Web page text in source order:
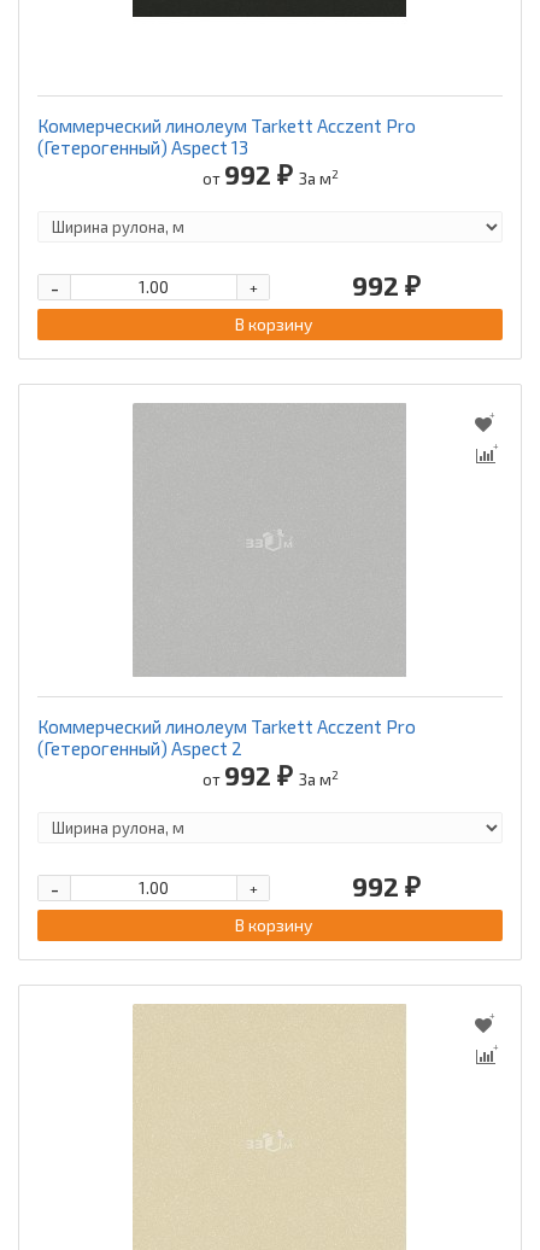
Коммерческий линолеум Tarkett Acczent Pro
(Гетерогенный) Aspect 13
от 992 ₽ За м2
992 ₽
+
-
В корзину
Коммерческий линолеум Tarkett Acczent Pro
(Гетерогенный) Aspect 2
от 992 ₽ За м2
992 ₽
+
-
В корзину